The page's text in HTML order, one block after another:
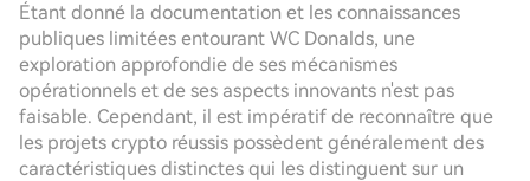
Étant donné la documentation et les connaissances
publiques limitées entourant WC Donalds, une
exploration approfondie de ses mécanismes
opérationnels et de ses aspects innovants n'est pas
faisable. Cependant, il est impératif de reconnaître que
les projets crypto réussis possèdent généralement des
caractéristiques distinctes qui les distinguent sur un